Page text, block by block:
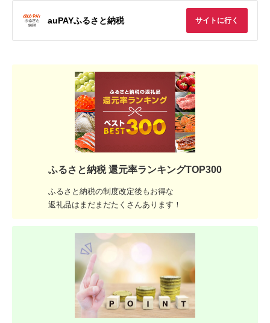
auPAYふるさと納税 サイトに行く
ふるさと納税 還元率ランキングTOP300
ふるさと納税の制度改定後もお得な
返礼品はまだまだたくさんあります！